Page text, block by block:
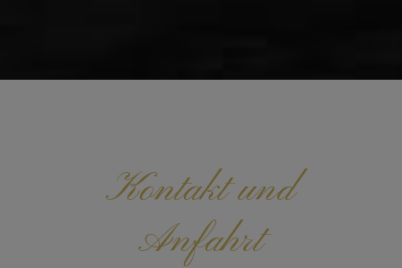
Kontakt und
Anfahrt